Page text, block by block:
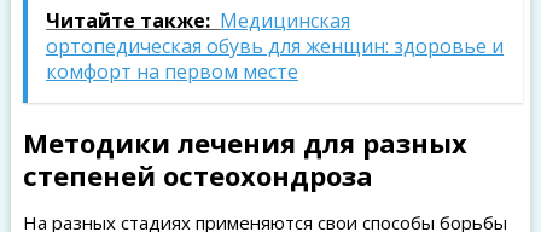
Читайте также: Медицинская
ортопедическая обувь для женщин: здоровье и
комфорт на первом месте
Методики лечения для разных
степеней остеохондроза
На разных стадиях применяются свои способы борьбы